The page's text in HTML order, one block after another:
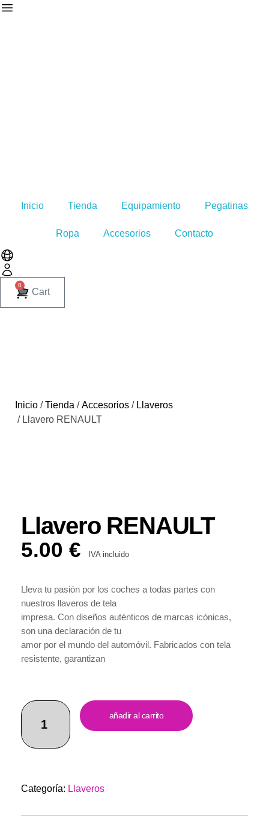
Inicio Tienda Equipamiento Pegatinas
Ropa Accesorios Contacto
0
Cart
Inicio /Tienda /Accesorios / Llaveros
/ Llavero RENAULT
Llavero RENAULT
5.00 € IVA incluido
Lleva tu pasión por los coches a todas partes con
nuestros llaveros de tela
impresa. Con diseños auténticos de marcas icónicas,
son una declaración de tu
amor por el mundo del automóvil. Fabricados con tela
resistente, garantizan
versátiles para usar en tus llaves, mochilas o donde
quieras. Perfectos como
regalo para cualquier entusiasta de los coches. Con un
servicio al cliente
que más te gustan.
llavero
renault
cantidad
añadir al carrito
Categoría: Llaveros